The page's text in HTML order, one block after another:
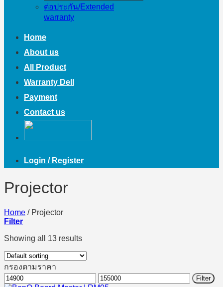
ต่อประกัน/Extended
warranty
Home
About us
All Product
Warranty Dell
Payment
Contact us
Login / Register
Projector
Home /Projector
Filter
Showing all 13 results
กรองตามราคา
Min
Max
Filter